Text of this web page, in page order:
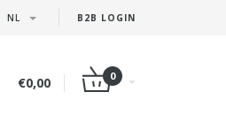
B2B LOGIN
NL
€0,00 0